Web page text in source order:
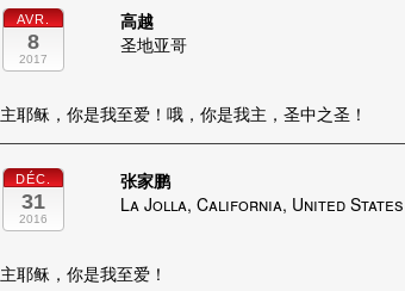
AVR.
8
2017
高越
圣地亚哥
主耶稣，你是我至爱！哦，你是我主，圣中之圣！
DÉC.
31
2016
张家鹏
La Jolla, California, United States
主耶稣，你是我至爱！